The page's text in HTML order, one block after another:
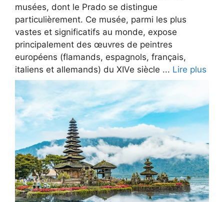
musées, dont le Prado se distingue
particulièrement. Ce musée, parmi les plus
vastes et significatifs au monde, expose
principalement des œuvres de peintres
européens (flamands, espagnols, français,
italiens et allemands) du XIVe siècle ... Lire plus